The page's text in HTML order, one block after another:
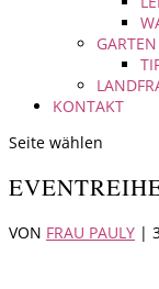
GARTEN
KONTAKT
Seite wählen
VON FRAU PAULY |